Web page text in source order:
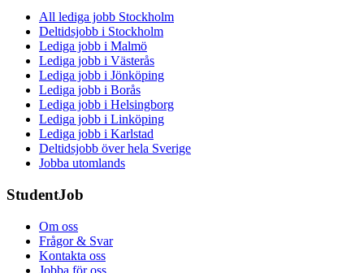
All lediga jobb Stockholm
Deltidsjobb i Stockholm
Lediga jobb i Malmö
Lediga jobb i Västerås
Lediga jobb i Jönköping
Lediga jobb i Borås
Lediga jobb i Helsingborg
Lediga jobb i Linköping
Lediga jobb i Karlstad
Deltidsjobb över hela Sverige
Jobba utomlands
StudentJob
Om oss
Frågor & Svar
Kontakta oss
Jobba för oss